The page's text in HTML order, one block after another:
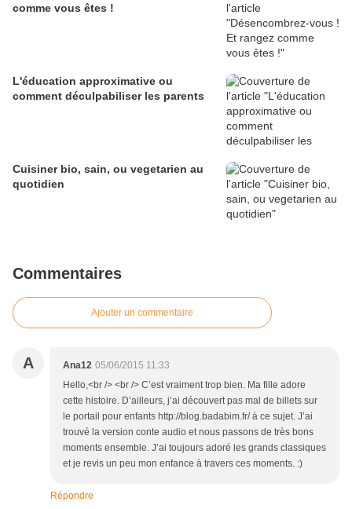
comme vous êtes !
L'éducation approximative ou
comment déculpabiliser les parents
Cuisiner bio, sain, ou vegetarien au
quotidien
Commentaires
Ajouter un commentaire
A Ana12 05/06/2015 11:33
Hello,<br /> <br /> C’est vraiment trop bien. Ma fille adore
cette histoire. D’ailleurs, j’ai découvert pas mal de billets sur
le portail pour enfants http://blog.badabim.fr/ à ce sujet. J’ai
trouvé la version conte audio et nous passons de très bons
moments ensemble. J’ai toujours adoré les grands classiques
et je revis un peu mon enfance à travers ces moments. :)
Répondre